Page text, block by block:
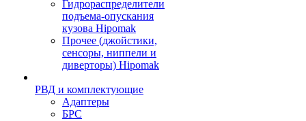
Гидрораспределители
подъема-опускания
кузова Hipomak
Прочее (джойстики,
сенсоры, ниппели и
диверторы) Hipomak
РВД и комплектующие
Адаптеры
БРС